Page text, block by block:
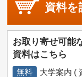
資料を
お取り寄せ可能
資料はこちら
無料 大学案内 (